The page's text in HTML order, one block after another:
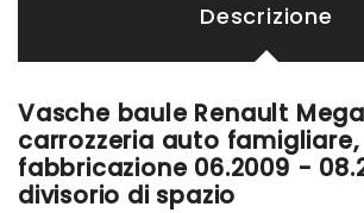
Descrizione
Vasche baule Renault
carrozzeria auto famigliare,
fabbricazione 06.2009 -
divisorio di spazio